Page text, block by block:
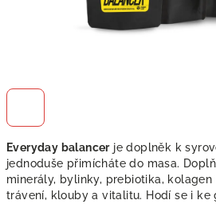
Everyday balancerje doplněk k
jednoduše přimícháte do masa.
minerály, bylinky, prebiotika,
trávení, klouby a vitalitu. Hodí se i ke